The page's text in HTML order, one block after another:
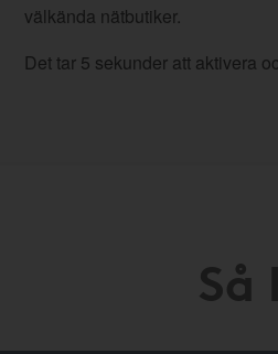
välkända nätbutiker.
Det tar 5 sekunder att aktivera